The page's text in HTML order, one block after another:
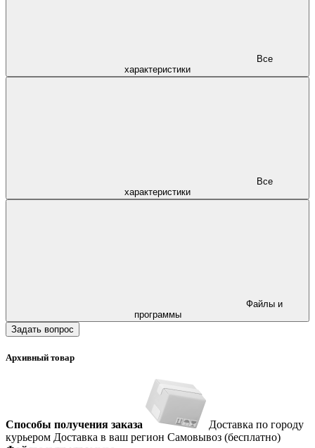
характеристики
характеристики
программы
Задать вопрос
Архивный товар
Способы получения заказа
Доставка по городу
курьером Доставка в ваш регион Самовывоз (бесплатно)